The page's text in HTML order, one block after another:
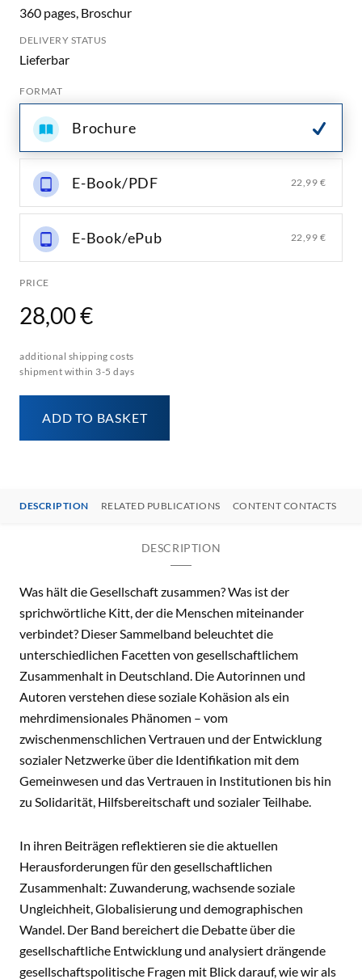
360 pages, Broschur
DELIVERY STATUS
Lieferbar
FORMAT
Brochure
E-Book/PDF 22,99 €
E-Book/ePub 22,99 €
PRICE
28,00 €
additional shipping costs
shipment within 3-5 days
ADD TO BASKET
DESCRIPTION RELATED PUBLICATIONS CONTENT CONTACTS
DESCRIPTION
Was hält die Gesellschaft zusammen? Was ist der
sprichwörtliche Kitt, der die Menschen miteinander
verbindet? Dieser Sammelband beleuchtet die
unterschiedlichen Facetten von gesellschaftlichem
Zusammenhalt in Deutschland. Die Autorinnen und
Autoren verstehen diese soziale Kohäsion als ein
mehrdimensionales Phänomen – vom
zwischenmenschlichen Vertrauen und der Entwicklung
sozialer Netzwerke über die Identifikation mit dem
Gemeinwesen und das Vertrauen in Institutionen bis hin
zu Solidarität, Hilfsbereitschaft und sozialer Teilhabe.
In ihren Beiträgen reflektieren sie die aktuellen
Herausforderungen für den gesellschaftlichen
Zusammenhalt: Zuwanderung, wachsende soziale
Ungleichheit, Globalisierung und demographischen
Wandel. Der Band bereichert die Debatte über die
gesellschaftliche Entwicklung und analysiert drängende
gesellschaftspolitische Fragen mit Blick darauf, wie wir als